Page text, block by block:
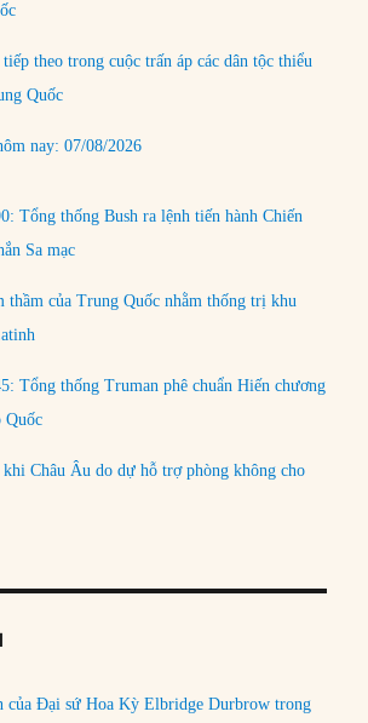
theo trong cuộc trấn áp các dân tộc thiểu
Quốc
nay: 07/08/2026
Tổng thống Bush ra lệnh tiến hành Chiến
Sa mạc
thầm của Trung Quốc nhằm thống trị khu
Tổng thống Truman phê chuẩn Hiến chương
Quốc
Châu Âu do dự hỗ trợ phòng không cho
của Đại sứ Hoa Kỳ Elbridge Durbrow trong